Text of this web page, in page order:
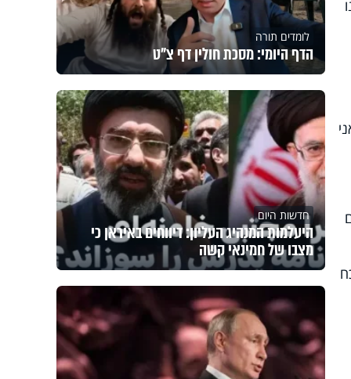
לומדים תורה
הדף היומי: מסכת חולין דף צ"ט
חדשות היום
היעלמות המנהיג העליון: דיווחים באיראן כי
מצבו של חמינאי קשה